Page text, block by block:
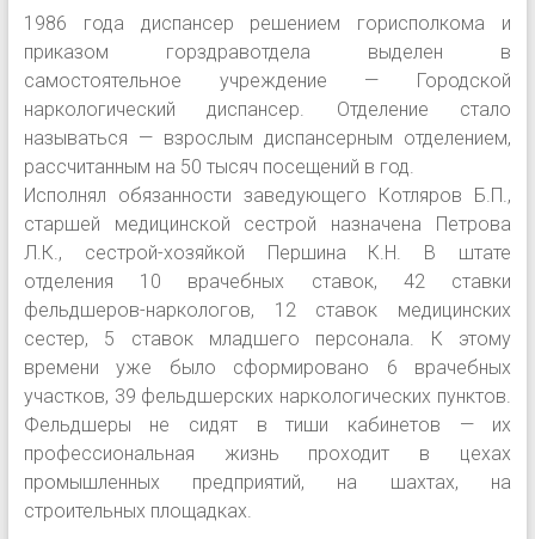
1986 года диспансер решением горисполкома и
приказом горздравотдела выделен в
самостоятельное учреждение — Городской
наркологический диспансер. Отделение стало
называться — взрослым диспансерным отделением,
рассчитанным на 50 тысяч посещений в год.
Исполнял обязанности заведующего Котляров Б.П.,
старшей медицинской сестрой назначена Петрова
Л.К., сестрой-хозяйкой Першина К.Н. В штате
отделения 10 врачебных ставок, 42 ставки
фельдшеров-наркологов, 12 ставок медицинских
сестер, 5 ставок младшего персонала. К этому
времени уже было сформировано 6 врачебных
участков, 39 фельдшерских наркологических пунктов.
Фельдшеры не сидят в тиши кабинетов — их
профессиональная жизнь проходит в цехах
промышленных предприятий, на шахтах, на
строительных площадках.